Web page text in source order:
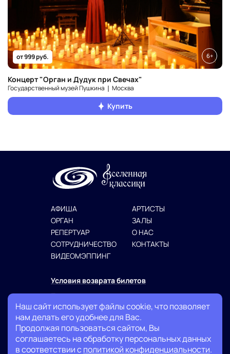
от 999 руб. 6+
Концерт "Орган и Дудук при Свечах"
Государственный музей Пушкина ❘ Москва
Купить
АФИША
ОРГАН
РЕПЕРТУАР
СОТРУДНИЧЕСТВО
ВИДЕОМЭППИНГ
АРТИСТЫ
ЗАЛЫ
О НАС
КОНТАКТЫ
+7 (999) 007-13-27
Условия возврата билетов
Политика конфиденциальности
Публичная оферта
Наш сайт использует файлы cookie, что позволяет
нам делать его удобнее для Вас.
Продолжая пользоваться сайтом, Вы
соглашаетесь на обработку персональных данных
в соответствии с политикой конфиденциальности.